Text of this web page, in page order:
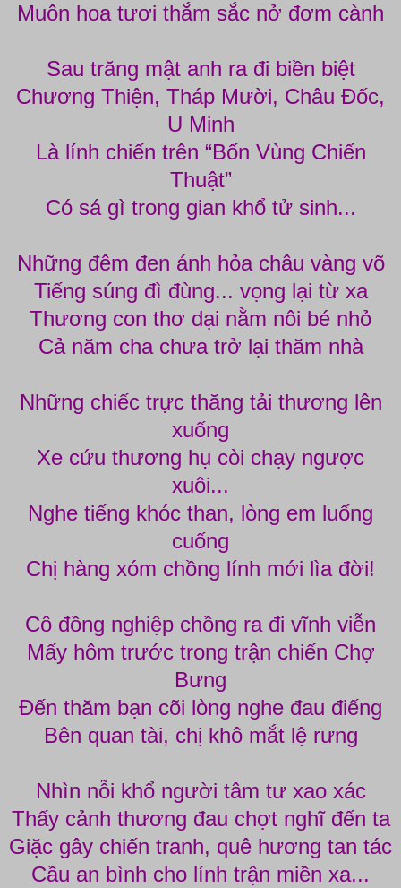
Muôn hoa tươi thắm sắc nở đơm cành
Sau trăng mật anh ra đi biền biệt
Chương Thiện, Tháp Mười, Châu Đốc,
U Minh
Là lính chiến trên “Bốn Vùng Chiến
Thuật”
Có sá gì trong gian khổ tử sinh...
Những đêm đen ánh hỏa châu vàng võ
Tiếng súng đì đùng... vọng lại từ xa
Thương con thơ dại nằm nôi bé nhỏ
Cả năm cha chưa trở lại thăm nhà
Những chiếc trực thăng tải thương lên
xuống
Xe cứu thương hụ còi chạy ngược
xuôi...
Nghe tiếng khóc than, lòng em luống
cuống
Chị hàng xóm chồng lính mới lìa đời!
Cô đồng nghiệp chồng ra đi vĩnh viễn
Mấy hôm trước trong trận chiến Chợ
Bưng
Đến thăm bạn cõi lòng nghe đau điếng
Bên quan tài, chị khô mắt lệ rưng
Nhìn nỗi khổ người tâm tư xao xác
Thấy cảnh thương đau chợt nghĩ đến ta
Giặc gây chiến tranh, quê hương tan tác
Cầu an bình cho lính trận miền xa...